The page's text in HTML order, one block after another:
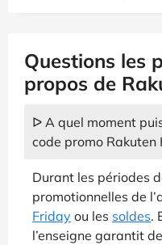
Questions les
propos de
ᐅ A quel moment
code promo Rakuten
Durant les périodes
promotionnelles de
Friday ou les soldes.
l’enseigne garantit